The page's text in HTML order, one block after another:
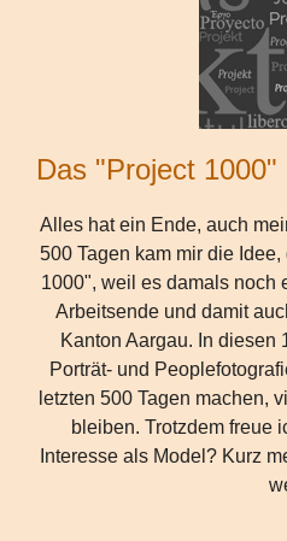
Das "Project 1000"
Alles hat ein Ende, auch
500 Tagen kam mir die
1000", weil es damals noch
Arbeitsende und damit
Kanton Aargau. In diesen
Porträt- und
letzten 500 Tagen machen,
bleiben. Trotzdem freue
Interesse als Model? Kurz